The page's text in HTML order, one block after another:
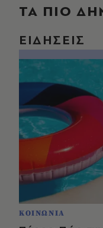
ΤΑ ΠΙΟ
ΕΙΔΗΣΕΙΣ
ΚΟΙΝΩΝΙΑ